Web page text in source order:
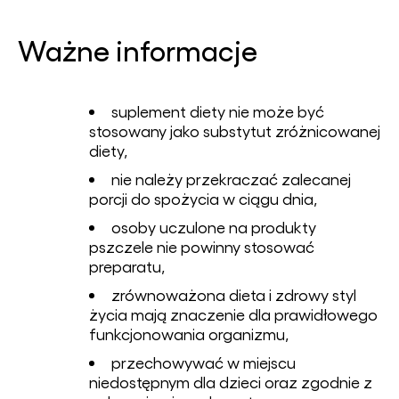
Ważne informacje
suplement diety nie może być
stosowany jako substytut zróżnicowanej
diety,
nie należy przekraczać zalecanej
porcji do spożycia w ciągu dnia,
osoby uczulone na produkty
pszczele nie powinny stosować
preparatu,
zrównoważona dieta i zdrowy styl
życia mają znaczenie dla prawidłowego
funkcjonowania organizmu,
przechowywać w miejscu
niedostępnym dla dzieci oraz zgodnie z